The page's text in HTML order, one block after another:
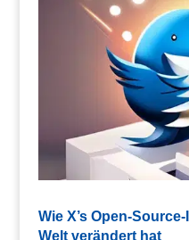
Wie X’s Open-
Welt verändert hat